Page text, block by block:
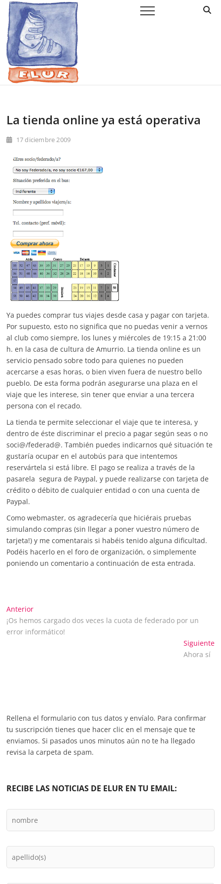
Saltar
contenido
Elur Taldea
EL CLUB DE ESQUÍ DE AMURRIO Y AYALA
La tienda online ya está operativa
17 diciembre 2009
Ya puedes comprar tus viajes desde casa y pagar con tarjeta.
Por supuesto, esto no significa que no puedas venir a vernos
al club como siempre, los lunes y miércoles de 19:15 a 21:00
h. en la casa de cultura de Amurrio. La tienda online es un
servicio pensado sobre todo para quienes no pueden
acercarse a esas horas, o bien viven fuera de nuestro bello
pueblo. De esta forma podrán asegurarse una plaza en el
viaje que les interese, sin tener que enviar a una tercera
persona con el recado.
La tienda te permite seleccionar el viaje que te interesa, y
dentro de éste discriminar el precio a pagar según seas o no
soci@/federad@. También puedes indicarnos qué situación te
gustaría ocupar en el autobús para que intentemos
reservártela si está libre. El pago se realiza a través de la
pasarela segura de Paypal, y puede realizarse con tarjeta de
crédito o débito de cualquier entidad o con una cuenta de
Paypal.
Como webmaster, os agradecería que hiciérais pruebas
simulando compras (sin llegar a poner vuestro número de
tarjeta!) y me comentarais si habéis tenido alguna dificultad.
Podéis hacerlo en el foro de organización, o simplemente
poniendo un comentario a continuación de esta entrada.
Navegación
de
AnteriorEntrada
anterior:
¡Os hemos cargado dos veces la cuota de federado por un
error informático!
Siguiente
Ahora sí
Rellena el formulario con tus datos y envíalo. Para confirmar
tu suscripción tienes que hacer clic en el mensaje que te
enviamos. Si pasados unos minutos aún no te ha llegado
revisa la carpeta de spam.
RECIBE LAS NOTICIAS DE ELUR EN TU EMAIL: